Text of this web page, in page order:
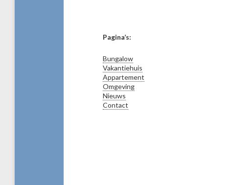
Pagina’s:
Bungalow
Vakantiehuis
Appartement
Omgeving
Nieuws
Contact